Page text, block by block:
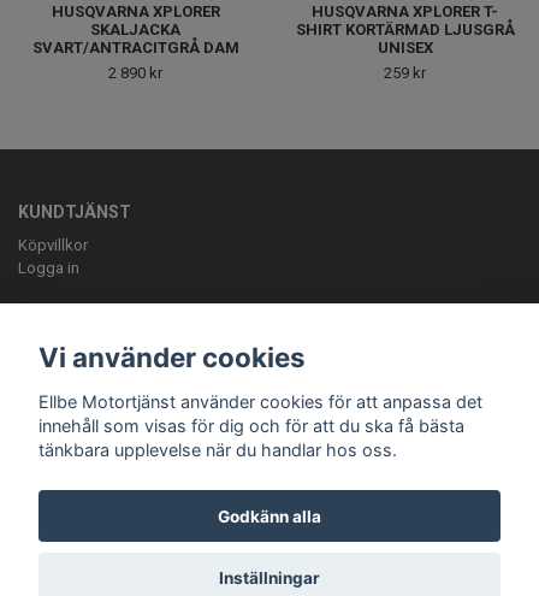
HUSQVARNA XPLORER
SKALJACKA
SVART/ANTRACITGRÅ DAM
2 890 kr
HUSQVARNA XPLORER T-
SHIRT KORTÄRMAD LJUSGRÅ
UNISEX
259 kr
KUNDTJÄNST
Köpvillkor
Logga in
info@ellbemotortjanst.seÖppettider: Måndag -Torsdag 8-18 Fredag 8-
© Copyright Ellbe Motortjänst
Vi använder cookies
Ellbe Motortjänst använder cookies för att anpassa det
innehåll som visas för dig och för att du ska få bästa
tänkbara upplevelse när du handlar hos oss.
Godkänn alla
Inställningar